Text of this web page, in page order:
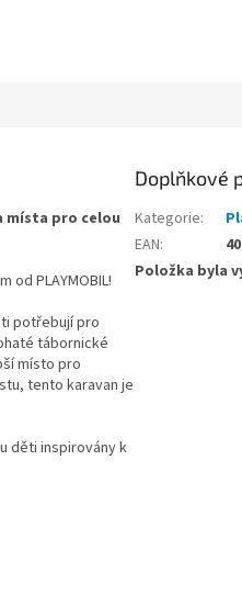
místa pro celou
PLAYMOBIL!
potřebují pro
tábornické
místo pro
tento karavan je
děti inspirovány k
Doplňkové
Kategorie:
EAN:
Položka byla